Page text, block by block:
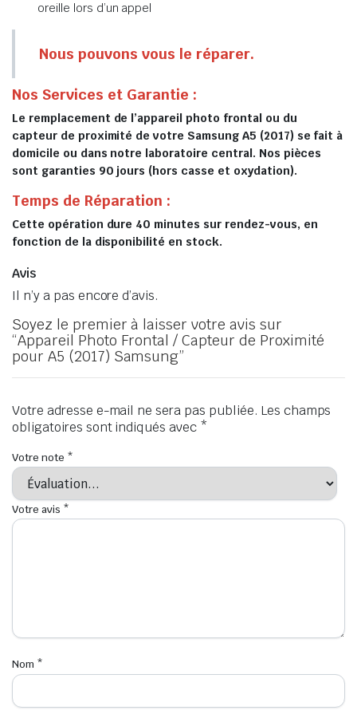
oreille lors d’un appel
Nous pouvons vous le réparer.
Nos Services et Garantie :
Le remplacement de l’appareil photo frontal ou du
capteur de proximité de votre Samsung A5 (2017) se fait à
domicile ou dans notre laboratoire central. Nos pièces
sont garanties 90 jours (hors casse et oxydation).
Temps de Réparation :
Cette opération dure 40 minutes sur rendez-vous, en
fonction de la disponibilité en stock.
Avis
Il n’y a pas encore d’avis.
Soyez le premier à laisser votre avis sur
“Appareil Photo Frontal / Capteur de Proximité
pour A5 (2017) Samsung”
Votre adresse e-mail ne sera pas publiée. Les champs
obligatoires sont indiqués avec *
Votre note *
Votre avis *
Nom *